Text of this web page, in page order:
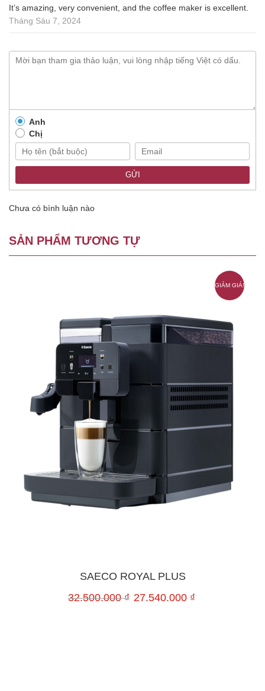
It’s amazing, very convenient, and the coffee maker is excellent.
Tháng Sáu 7, 2024
Anh
Chị
GỬI
Chưa có bình luận nào
SẢN PHẨM TƯƠNG TỰ
GIẢM GIÁ!
SAECO ROYAL PLUS
32.500.000₫ 27.540.000 ₫